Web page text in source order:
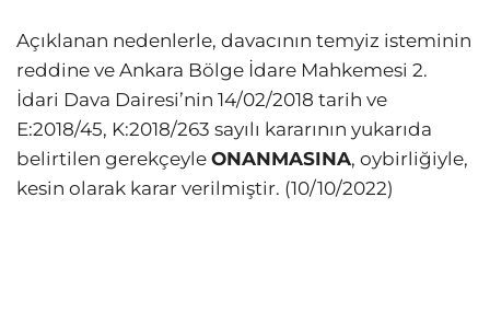
Açıklanan nedenlerle, davacının temyiz isteminin
reddine ve Ankara Bölge İdare Mahkemesi 2.
İdari Dava Dairesi’nin 14/02/2018 tarih ve
E:2018/45, K:2018/263 sayılı kararının yukarıda
belirtilen gerekçeyle ONANMASINA, oybirliğiyle,
kesin olarak karar verilmiştir. (10/10/2022)